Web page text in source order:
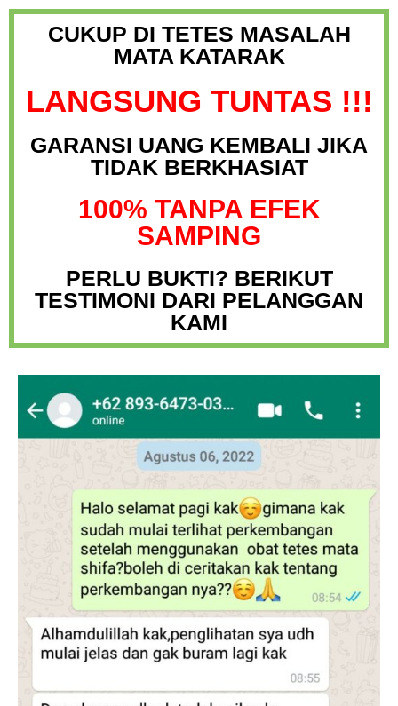
CUKUP DI TETES MASALAH
MATA KATARAK
LANGSUNG TUNTAS !!!
GARANSI UANG KEMBALI JIKA
TIDAK BERKHASIAT
100% TANPA EFEK
SAMPING
PERLU BUKTI? BERIKUT
TESTIMONI DARI PELANGGAN
KAMI